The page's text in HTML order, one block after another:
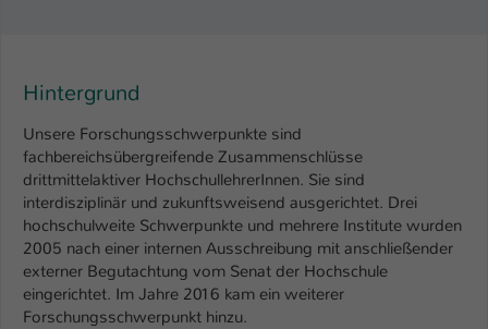
Hintergrund
Unsere Forschungsschwerpunkte sind
fachbereichsübergreifende Zusammenschlüsse
drittmittelaktiver HochschullehrerInnen. Sie sind
interdisziplinär und zukunftsweisend ausgerichtet. Drei
hochschulweite Schwerpunkte und mehrere Institute wurden
2005 nach einer internen Ausschreibung mit anschließender
externer Begutachtung vom Senat der Hochschule
eingerichtet. Im Jahre 2016 kam ein weiterer
Forschungsschwerpunkt hinzu.